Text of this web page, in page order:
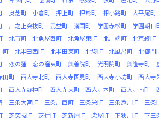
奥芝町 小倉町 押上町 押熊町 押小路町 大平尾町
川之上突抜町 瓦堂町 漢国町 学園赤松町 学園朝日
北市町 北魚屋西町 北魚屋東町 北川端町 北京終町
町
北半田西町 北半田東町 北袋町 北風呂町 北御門
恋の窪 恋の窪東町 興善院町 光明院町 興隆寺町
田町
西大寺北町 西大寺国見町 西大寺小坊町 西大寺
西大寺野神町 西大寺東町 西大寺本町 西大寺南町
三条大宮町 三条川西町 三条栄町 三条添川町 三条
芝突抜町 芝辻町 芝新屋町 柴屋町 下狭川町 下三